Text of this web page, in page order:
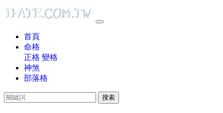
首頁
命格
正格 變格
神煞
部落格
搜索